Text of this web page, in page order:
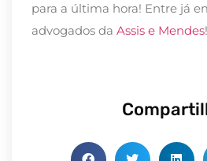
para a última hora! Entre já
advogados da Assis e Mendes!